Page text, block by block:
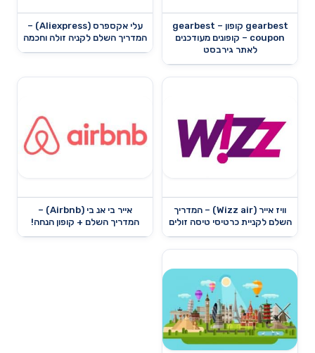
gearbest קופון – gearbest
coupon – קופונים מעודכנים
לאתר גירבסט
עלי אקספרס (Aliexpress) –
המדריך השלם לקניה זולה וחכמה
וויז אייר (Wizz air) – המדריך
השלם לקניית כרטיסי טיסה זולים
אייר בי אנ בי (Airbnb) –
המדריך השלם + קופון הנחה!